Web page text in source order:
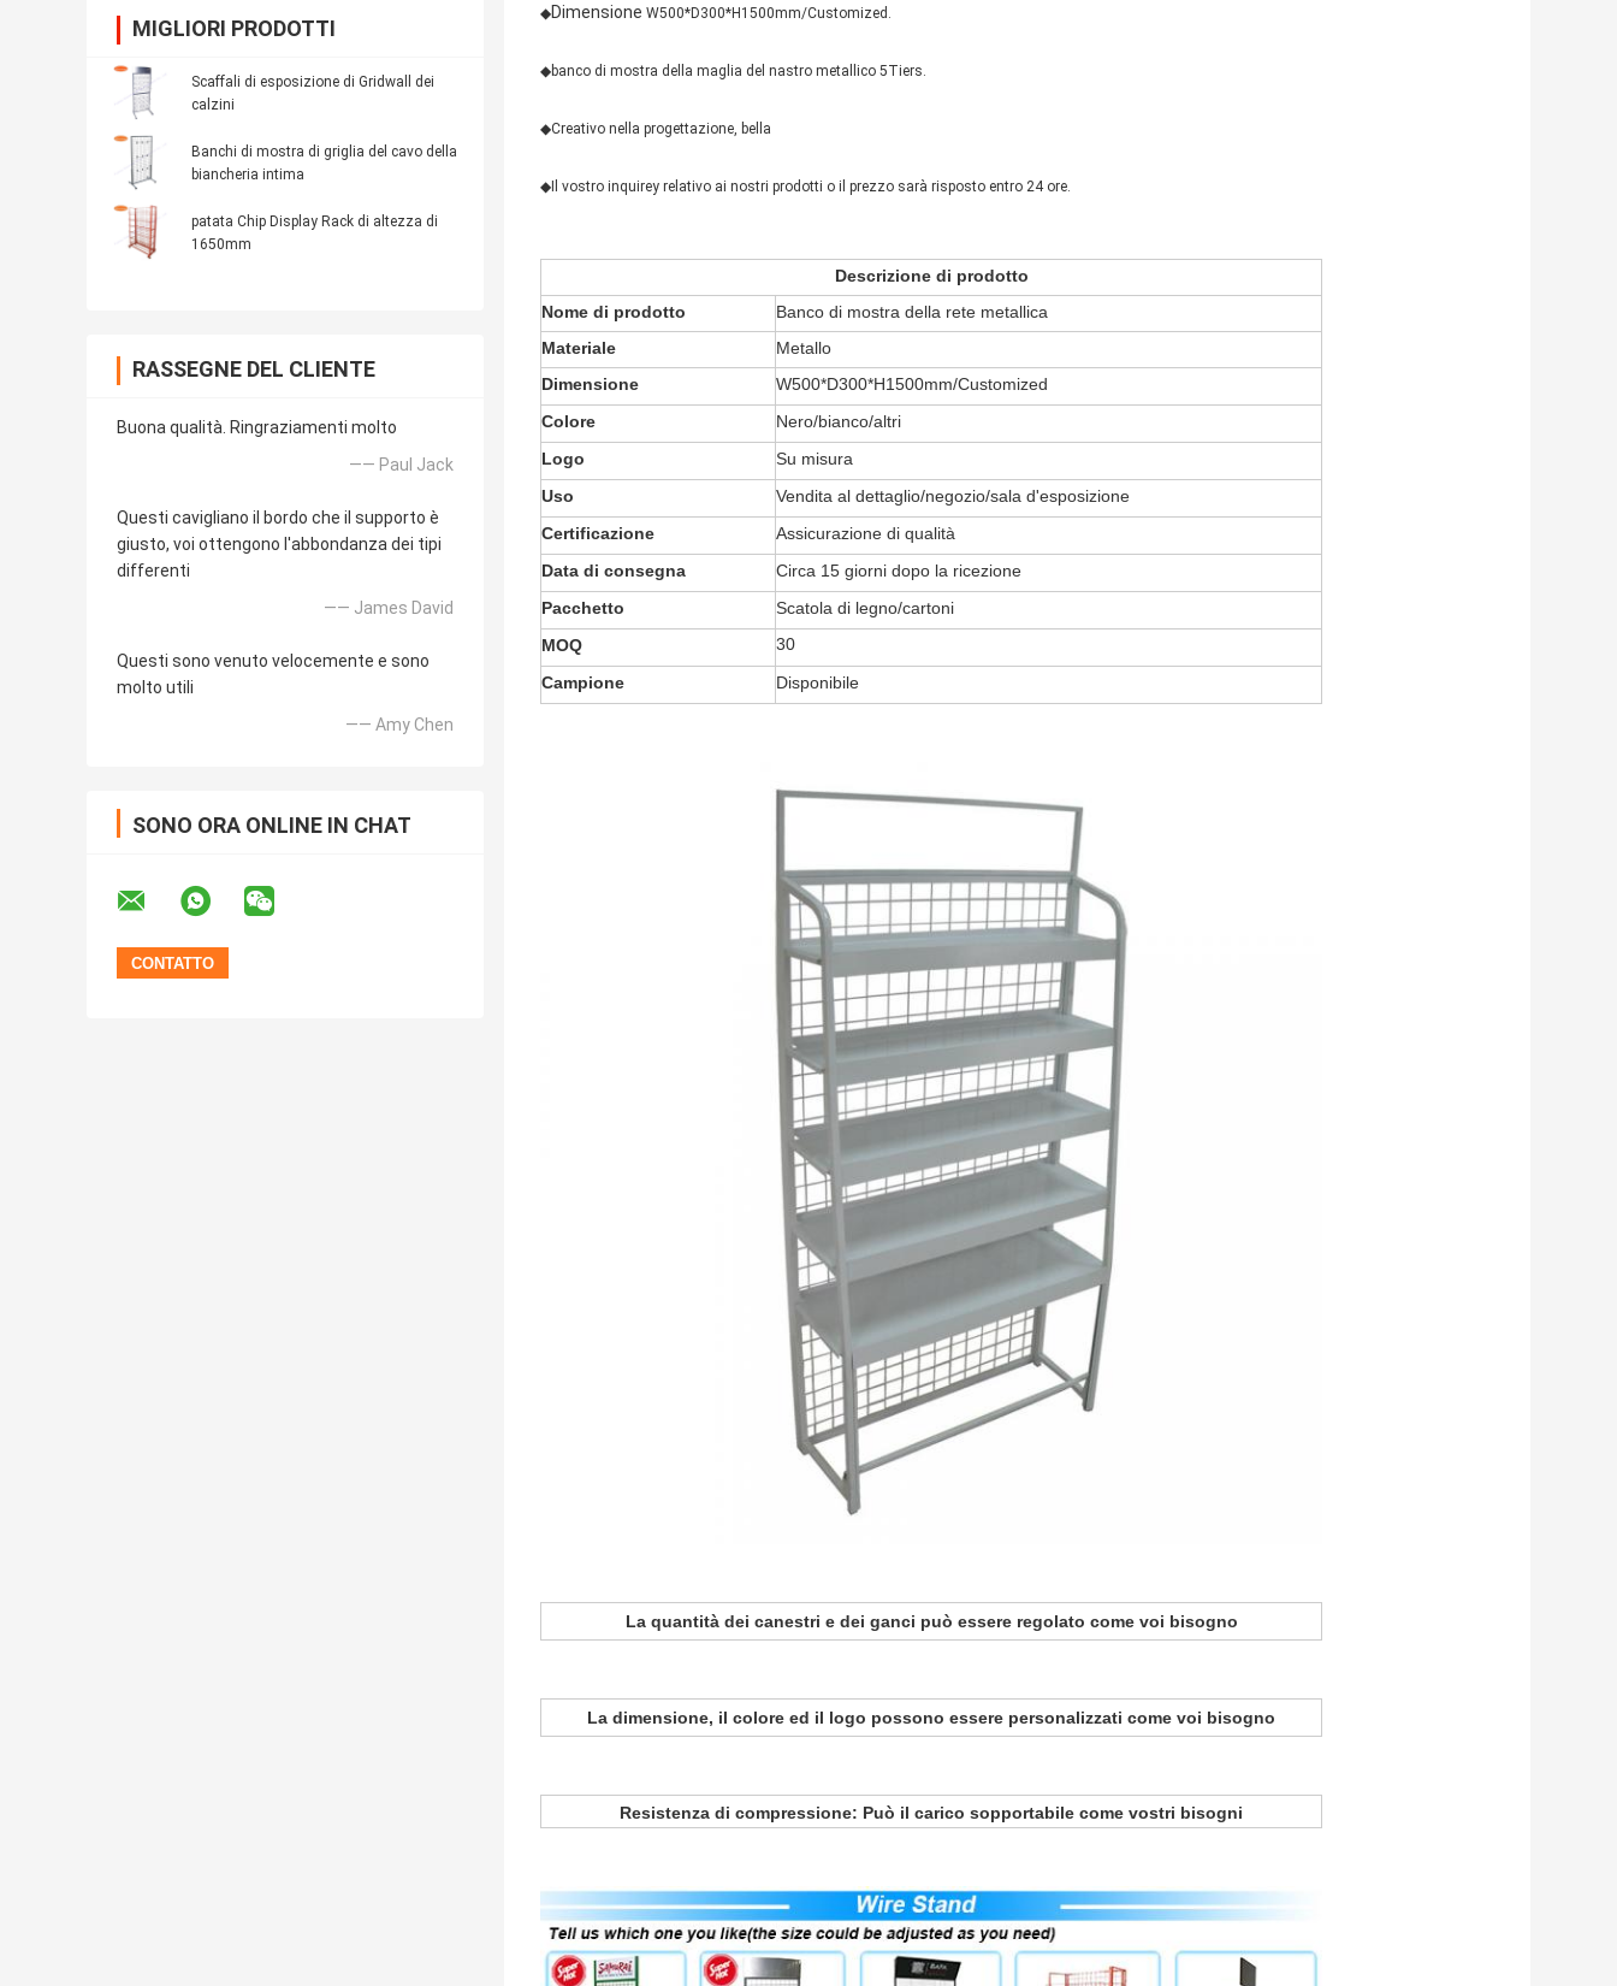
MIGLIORI PRODOTTI
Scaffali di esposizione di Gridwall dei
calzini
Banchi di mostra di griglia del cavo della
biancheria intima
patata Chip Display Rack di altezza di
1650mm
RASSEGNE DEL CLIENTE
Buona qualità. Ringraziamenti molto
—— Paul Jack
Questi cavigliano il bordo che il supporto è
giusto, voi ottengono l'abbondanza dei tipi
differenti
—— James David
Questi sono venuto velocemente e sono
molto utili
—— Amy Chen
SONO ORA ONLINE IN CHAT
◆Dimensione W500*D300*H1500mm/Customized.
◆banco di mostra della maglia del nastro metallico 5Tiers.
◆Creativo nella progettazione, bella
◆Il vostro inquirey relativo ai nostri prodotti o il prezzo sarà risposto entro 24 ore.
Descrizione di prodotto
Nome di prodotto
Banco di mostra della rete metallica
Materiale
Metallo
Dimensione
W500*D300*H1500mm/Customized
Colore
Nero/bianco/altri
Logo
Su misura
Uso
Vendita al dettaglio/negozio/sala d'esposizione
Certificazione
Assicurazione di qualità
Data di consegna
Circa 15 giorni dopo la ricezione
Pacchetto
Scatola di legno/cartoni
MOQ
30
Campione
Disponibile
La quantità dei canestri e dei ganci può essere regolato come voi bisogno
La dimensione, il colore ed il logo possono essere personalizzati come voi bisogno
Resistenza di compressione: Può il carico sopportabile come vostri bisogni